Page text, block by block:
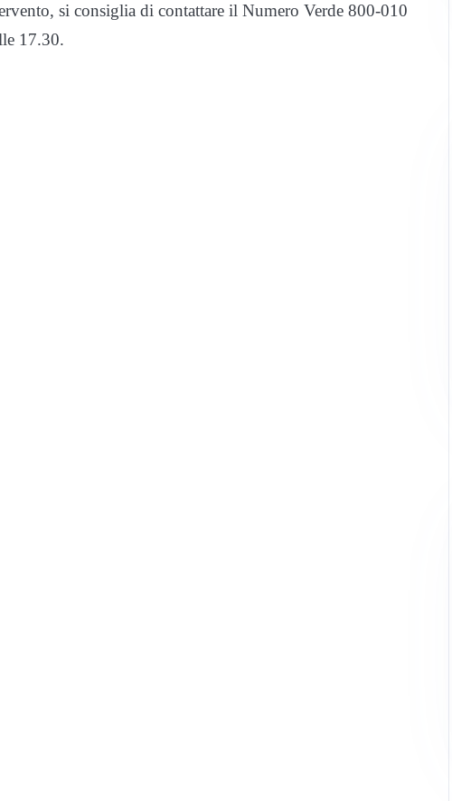
si consiglia di contattare il Numero Verde 800-010
17.30.